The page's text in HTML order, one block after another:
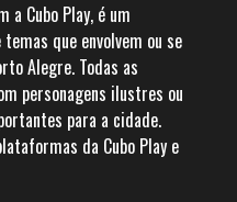
a Cubo Play, é um
que envolvem ou se
Alegre. Todas as
personagens ilustres ou
para a cidade.
da Cubo Play e